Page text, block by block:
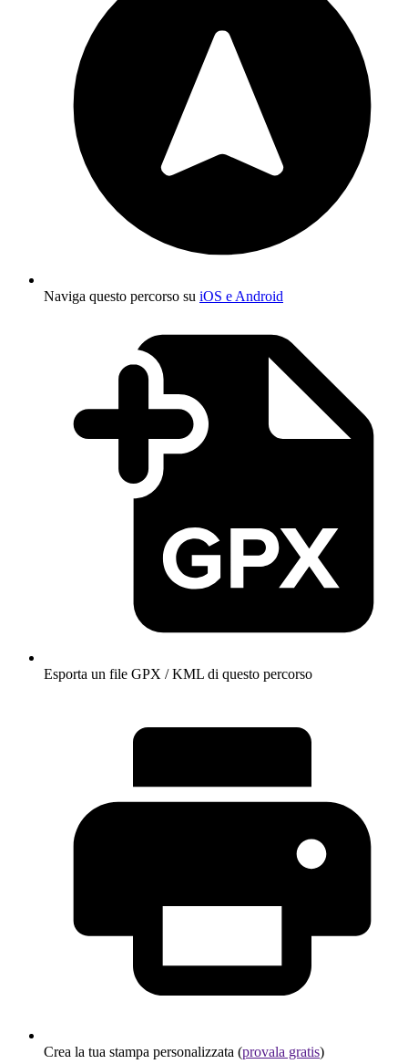
Naviga questo percorso su iOS e Android
Esporta un file GPX / KML di questo percorso
Crea la tua stampa personalizzata (provala gratis)